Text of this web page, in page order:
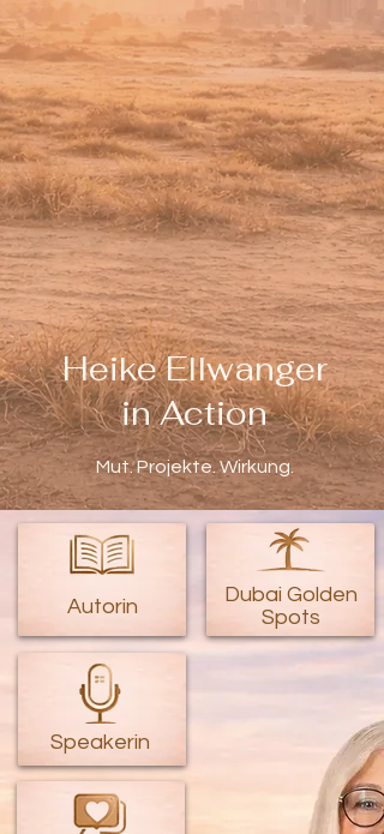
Heike Ellwanger
in Action
Mut. Projekte. Wirkung.
Autorin
Dubai Golden
Spots
Speakerin